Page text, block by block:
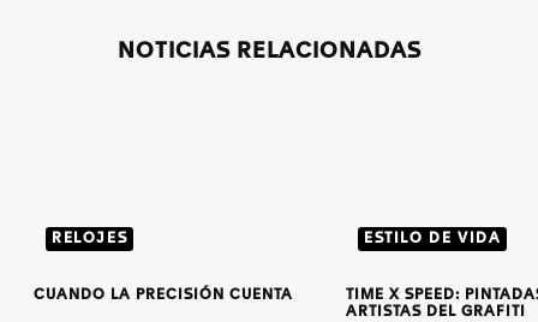
NOTICIAS RELACIONADAS
CUANDO LA PRECISIÓN CUENTA
RELOJES
TIME X SPEED:
ARTISTAS DEL GRAFITI
ESTILO DE VIDA